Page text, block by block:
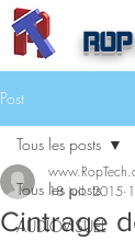
ROP
Post
Tous les posts
AUDIOVISUEL
Tous les posts
Cintrage
18 juil. 2015